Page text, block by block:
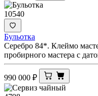
10540
Бульотка
Серебро 84*. Клеймо
пробирного мастера с
990 000 ₽